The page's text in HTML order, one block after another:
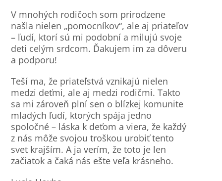
V mnohých rodičoch som prirodzene
našla nielen „pomocníkov“, ale aj priateľov
– ľudí, ktorí sú mi podobní a milujú svoje
deti celým srdcom. Ďakujem im za dôveru
a podporu!
Teší ma, že priateľstvá vznikajú nielen
medzi deťmi, ale aj medzi rodičmi. Takto
sa mi zároveň plní sen o blízkej komunite
mladých ľudí, ktorých spája jedno
spoločné – láska k deťom a viera, že každý
z nás môže svojou troškou urobiť tento
svet krajším. A ja verím, že toto je len
začiatok a čaká nás ešte veľa krásneho.